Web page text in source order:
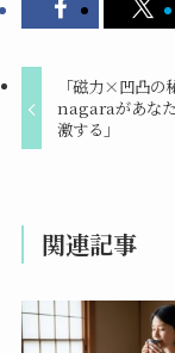
「磁力×凹凸の
nagaraがあな
激する」
関連記事